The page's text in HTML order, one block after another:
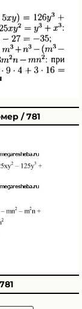
/ 781